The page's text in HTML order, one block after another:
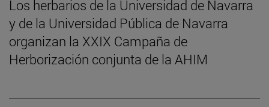
Los herbarios de la Universidad de Navarra
y de la Universidad Pública de Navarra
organizan la XXIX Campaña de
Herborización conjunta de la AHIM